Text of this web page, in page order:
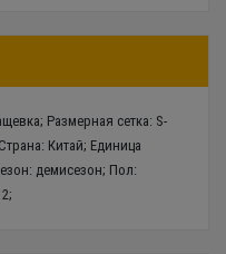
Размерная сетка: S-
Китай; Единица
демисезон; Пол: